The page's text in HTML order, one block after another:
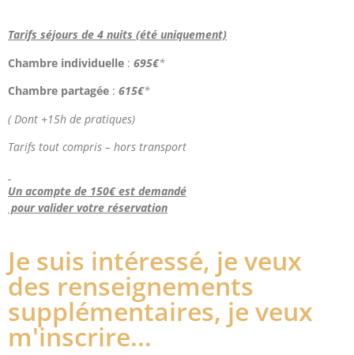
Tarifs séjours de 4 nuits (été uniquement)
Chambre individuelle : 695€*
Chambre partagée : 615€*
( Dont +15h de pratiques)
Tarifs tout compris – hors transport
Un acompte de 150€ est demandé
pour valider votre réservation
Je suis intéressé, je veux
des renseignements
supplémentaires, je veux
m'inscrire...